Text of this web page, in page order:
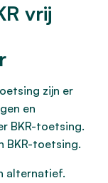
vrij
zijn er
en
BKR-toetsing.
BKR-toetsing.
alternatief.